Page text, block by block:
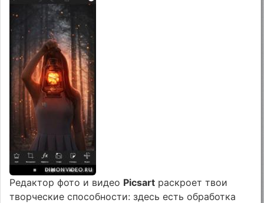
Редактор фото и видео Picsart раскроет твои
творческие способности: здесь есть обработка